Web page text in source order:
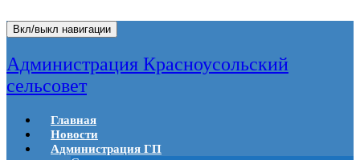
Вкл/выкл навигации
Администрация Красноусольский
сельсовет
Главная
Новости
Администрация ГП